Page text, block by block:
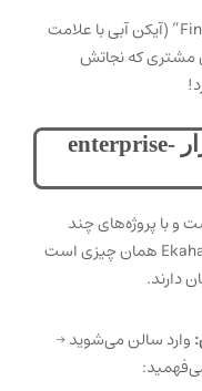
iOS و اندروید → جستجو کنید “Fing” (آیکن آبی با علامت
مشتری که نجاتش
۴. Ekahau Analyzer – ابزار enterprise-
و با پروژه‌های چند
صد میلیونی طرف هستید، Ekahau Analyzer همان چیزی است
وارد سالن می‌شوید →